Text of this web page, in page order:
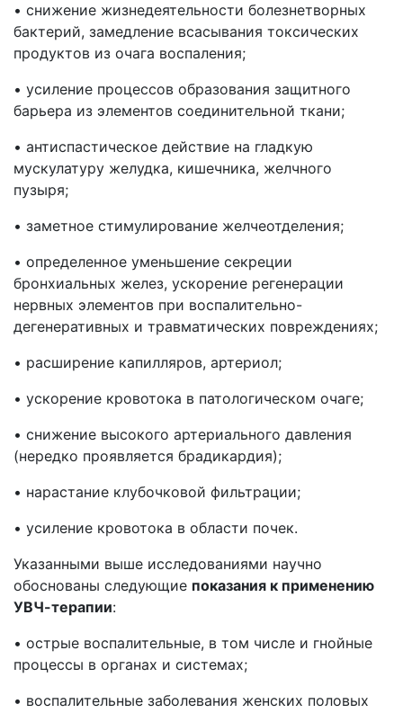
• снижение жизнедеятельности болезнетворных
бактерий, замедление всасывания токсических
продуктов из очага воспаления;
• усиление процессов образования защитного
барьера из элементов соединительной ткани;
• антиспастическое действие на гладкую
мускулатуру желудка, кишечника, желчного
пузыря;
• заметное стимулирование желчеотделения;
• определенное уменьшение секреции
бронхиальных желез, ускорение регенерации
нервных элементов при воспалительно-
дегенеративных и травматических повреждениях;
• расширение капилляров, артериол;
• ускорение кровотока в патологическом очаге;
• снижение высокого артериального давления
(нередко проявляется брадикардия);
• нарастание клубочковой фильтрации;
• усиление кровотока в области почек.
Указанными выше исследованиями научно
обоснованы следующие показания к применению
УВЧ-терапии:
• острые воспалительные, в том числе и гнойные
процессы в органах и системах;
• воспалительные заболевания женских половых